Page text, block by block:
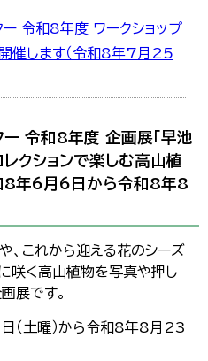
令和8年度 ワークショップ
開催します（令和8年7月25
令和8年度 企画展「早池
クションで楽しむ高山植
8年6月6日から令和8年8
これから迎える花のシーズ
咲く高山植物を写真や押し
展です。
（土曜）から令和8年8月23